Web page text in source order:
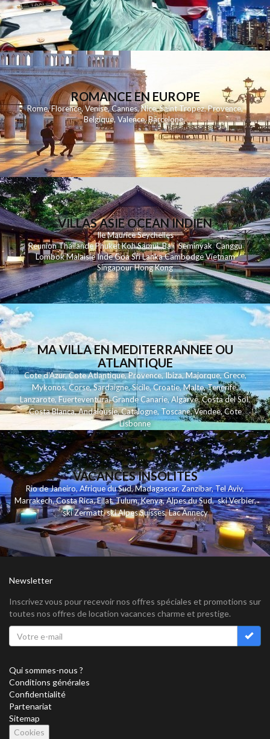
ROMANCE EN EUROPE
Rome,Florence,Venise,Cannes,Nice,Saint Tropez,Provence,
Belgique,Valence,Barcelone,
VILLAS ASIE OCEAN INDIEN
Ile MauriceSeychelles
ReunionThailandePhuketKohSamui Bali SeminyakCanggu
LombokMalaisieIndeGoaSri LankaCambodgeVietnam
SingapourHong Kong
MA VILLA EN MEDITERRANNEE OU
ATLANTIQUE
Cote d'Azur,Cote Atlantique,Provence,Ibiza,Majorque,Grece,
Mykonos,Corse,Sardaigne,Sicile,Croatie,Malte,Tenerife,
Lanzarote,Fuerteventura,Grande Canarie,Algarve,Costa del Sol,
Costa Blanca,Andalousie,Catalogne,Toscane,Vendee,Cote
Lisbonne
VACANCES INSOLITES
Rio de Janeiro,Afrique du Sud,Madagascar,Zanzibar,Tel Aviv,
Marrakech,Costa Rica,Eilat,Tulum,Kenya,Alpes du Sud,ski Verbier,
ski Zermatt,ski Alpes Suisses,Lac Annecy
Newsletter
Inscrivez vous pour recevoir nos offres spéciales et promotions sur
toutes nos offres de location vacances charme et prestige.
Qui sommes-nous ?
Conditions générales
Confidentialité
Partenariat
Sitemap
Cookies